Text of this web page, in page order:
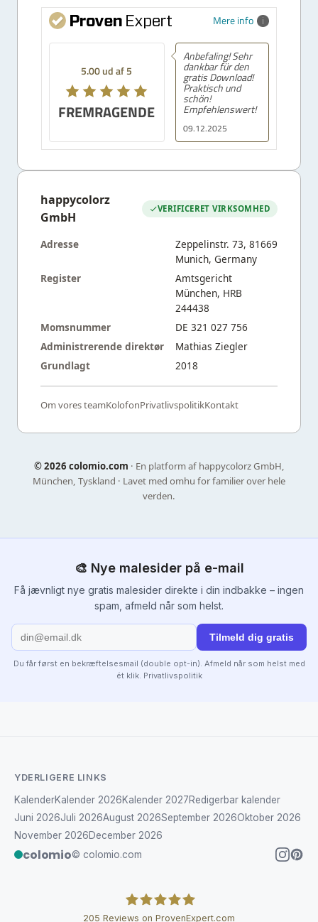
Mere info
5.00 ud af 5
FREMRAGENDE
09.12.2025
Anbefaling! Sehr
dankbar für den
gratis Download!
Praktisch und
schön!
Empfehlenswert!
happycolorz
GmbH
VERIFICERET VIRKSOMHED
Adresse
Zeppelinstr. 73, 81669
Munich, Germany
Register
Amtsgericht
München, HRB
244438
Momsnummer
DE 321 027 756
Administrerende direktør
Mathias Ziegler
Grundlagt
2018
Om vores teamKolofonPrivatlivspolitikKontakt
©2026 colomio.com · En platform af happycolorz GmbH,
München, Tyskland · Lavet med omhu for familier over hele
verden.
🎨 Nye malesider på e-mail
Få jævnligt nye gratis malesider direkte i din indbakke – ingen
spam, afmeld når som helst.
Tilmeld dig gratis
Du får først en bekræftelsesmail (double opt-in). Afmeld når som helst med
ét klik. Privatlivspolitik
YDERLIGERE LINKS
KalenderKalender 2026Kalender 2027Redigerbar kalender
Juni 2026Juli 2026August 2026September 2026Oktober 2026
November 2026December 2026
colomio© colomio.com
205 Reviews on ProvenExpert.com